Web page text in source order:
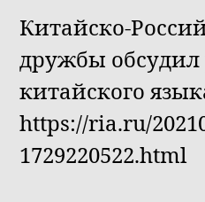
Китайско-
дружбы обсудил
китайского
https://ria.ru/
1729220522.html